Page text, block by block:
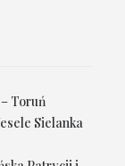
Toruń
Sielanka